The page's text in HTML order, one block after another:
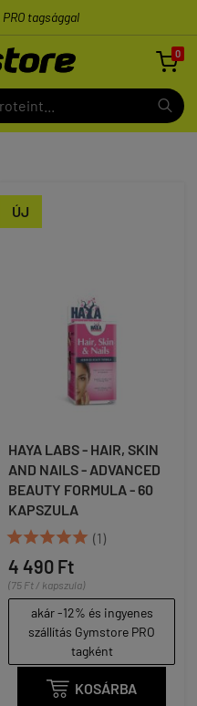
tagsággal
0

ÚJ
HAYA LABS - HAIR, SKIN
AND NAILS - ADVANCED
BEAUTY FORMULA - 60
KAPSZULA
 (1)
4 490 Ft
(75 Ft / kapszula)
akár -12% és ingyenes
szállítás Gymstore PRO
tagként
 KOSÁRBA